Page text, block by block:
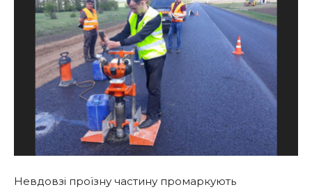
Невдовзі проїзну частину промаркують